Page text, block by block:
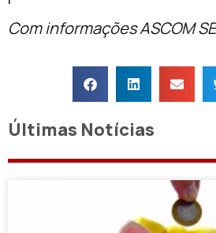
Com informações ASCOM
Últimas Notícias